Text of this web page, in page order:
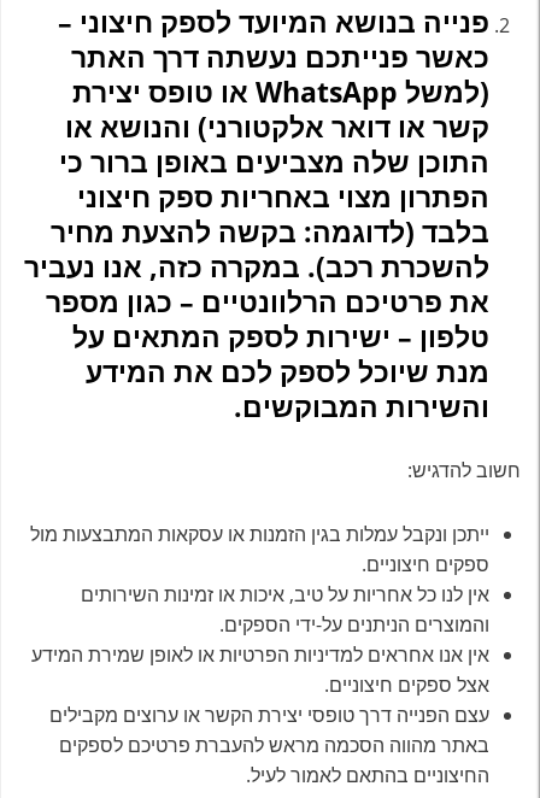
פנייה בנושא המיועד לספק חיצוני –
כאשר פנייתכם נעשתה דרך האתר
(למשל WhatsApp או טופס יצירת
קשר או דואר אלקטורני) והנושא או
התוכן שלה מצביעים באופן ברור כי
הפתרון מצוי באחריות ספק חיצוני
בלבד (לדוגמה: בקשה להצעת מחיר
להשכרת רכב). במקרה כזה, אנו נעביר
את פרטיכם הרלוונטיים – כגון מספר
טלפון – ישירות לספק המתאים על
מנת שיוכל לספק לכם את המידע
והשירות המבוקשים.
חשוב להדגיש:
ייתכן ונקבל עמלות בגין הזמנות או עסקאות המתבצעות מול
ספקים חיצוניים.
אין לנו כל אחריות על טיב, איכות או זמינות השירותים
והמוצרים הניתנים על-ידי הספקים.
אין אנו אחראים למדיניות הפרטיות או לאופן שמירת המידע
אצל ספקים חיצוניים.
עצם הפנייה דרך טופסי יצירת הקשר או ערוצים מקבילים
באתר מהווה הסכמה מראש להעברת פרטיכם לספקים
החיצוניים בהתאם לאמור לעיל.